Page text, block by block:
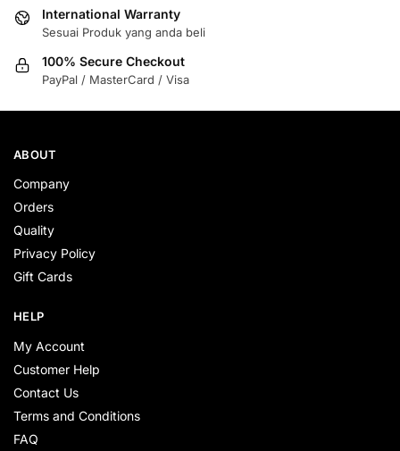
International Warranty
Sesuai Produk yang anda beli
100% Secure Checkout
PayPal / MasterCard / Visa
ABOUT
Company
Orders
Quality
Privacy Policy
Gift Cards
HELP
My Account
Customer Help
Contact Us
Terms and Conditions
FAQ